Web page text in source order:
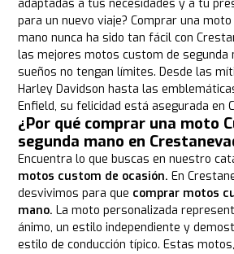
adaptadas a tus necesidades y a tu
para un nuevo viaje? Comprar una
mano nunca ha sido tan fácil con
las mejores motos custom de segunda
sueños no tengan límites. Desde las
Harley Davidson hasta las
Enfield, su felicidad está asegurada en
¿Por qué comprar una moto
segunda mano en
Encuentra lo que buscas en nuestro
motos custom de ocasión. En
desvivimos para que comprar motos
mano. La moto personalizada
ánimo, un estilo independiente y
estilo de conducción típico. Estas